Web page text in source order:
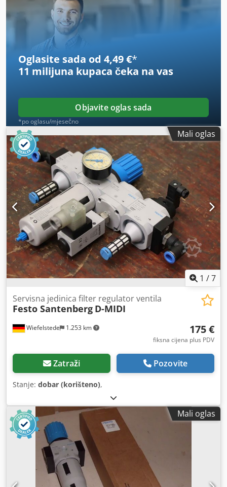
Oglasite sada od 4,49 €*
11 milijuna kupaca čeka na vas
Objavite oglas sada
*po oglasu/mjesečno
Mali oglas
1 /7
Wiefelstede 1.253 km
Servisna jedinica filter regulator ventila
Festo Santenberg D-MIDI
175 €
fiksna cijena plus PDV
Zatraži Pozovite
Stanje: dobar (korišteno),
Mali oglas